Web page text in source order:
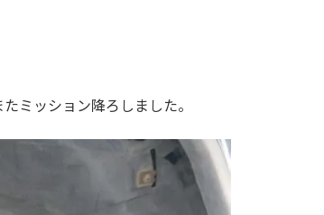
ミッション降ろしました。